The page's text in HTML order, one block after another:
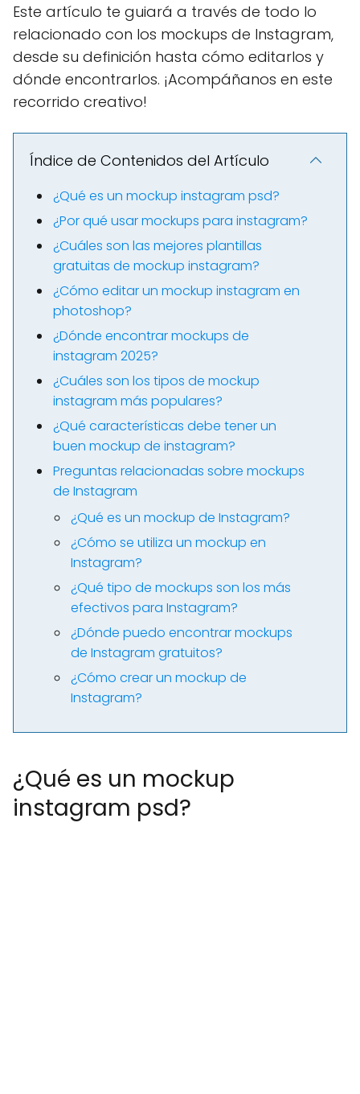
Este artículo te guiará a través de todo lo
relacionado con los mockups de Instagram,
desde su definición hasta cómo editarlos y
dónde encontrarlos. ¡Acompáñanos en este
recorrido creativo!
Índice de Contenidos del Artículo
¿Qué es un mockup instagram psd?
¿Por qué usar mockups para instagram?
¿Cuáles son las mejores plantillas
gratuitas de mockup instagram?
¿Cómo editar un mockup instagram en
photoshop?
¿Dónde encontrar mockups de
instagram 2025?
¿Cuáles son los tipos de mockup
instagram más populares?
¿Qué características debe tener un
buen mockup de instagram?
Preguntas relacionadas sobre mockups
de Instagram
¿Qué es un mockup de Instagram?
¿Cómo se utiliza un mockup en
Instagram?
¿Qué tipo de mockups son los más
efectivos para Instagram?
¿Dónde puedo encontrar mockups
de Instagram gratuitos?
¿Cómo crear un mockup de
Instagram?
¿Qué es un mockup
instagram psd?